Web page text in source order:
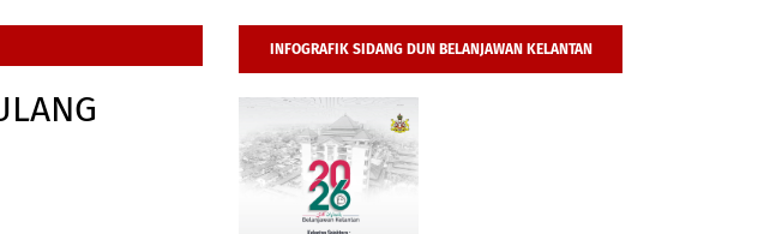
INFOGRAFIK SIDANG DUN BELANJAWAN KELANTAN
2026